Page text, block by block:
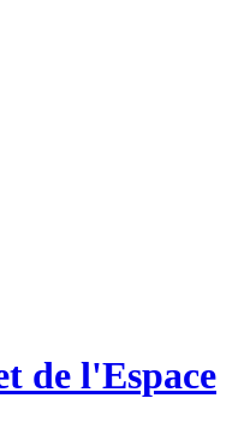
de l'Espace